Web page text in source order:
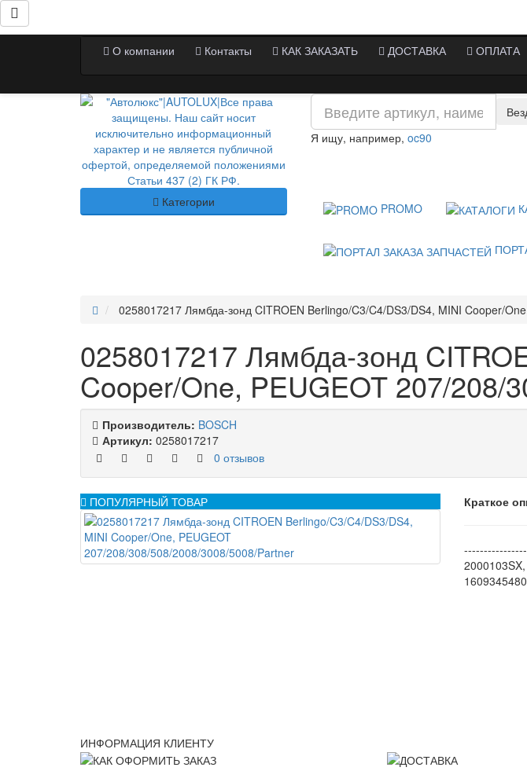
О компании Контакты КАК ЗАКАЗАТЬ ДОСТАВКА ОПЛАТА
Я ищу, например, oc90
PROMO
Категории
0258017217 Лямбда-зонд CITROEN Berlingo/C3/C4/DS3/DS4, MINI Cooper/
0258017217 Лямбда-зонд
Cooper/One, PEUGEOT 207/208/
Производитель: BOSCH
Артикул: 0258017217
0 отзывов
ПОПУЛЯРНЫЙ ТОВАР Краткое
ИНФОРМАЦИЯ КЛИЕНТУ